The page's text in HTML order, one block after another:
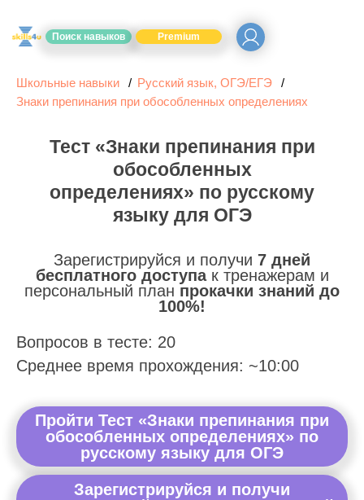
Поиск навыков Premium
Школьные навыки
Русский язык, ОГЭ/ЕГЭ
Знаки препинания при обособленных определениях
Тест «Знаки препинания при
обособленных
определениях» по русскому
языку для ОГЭ
Зарегистрируйся и получи 7 дней
бесплатного доступак тренажерам и
персональный план прокачки знаний до
100%!
Вопросов в тесте: 20
Среднее время прохождения: ~10:00
Пройти Тест «Знаки препинания при
обособленных определениях» по
русскому языку для ОГЭ
Зарегистрируйся и получи